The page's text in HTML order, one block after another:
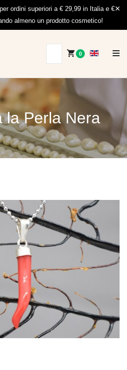
ordini superiori a € 29,99 in Italia e €
almeno un prodotto cosmetico!
0
la Perla Nera